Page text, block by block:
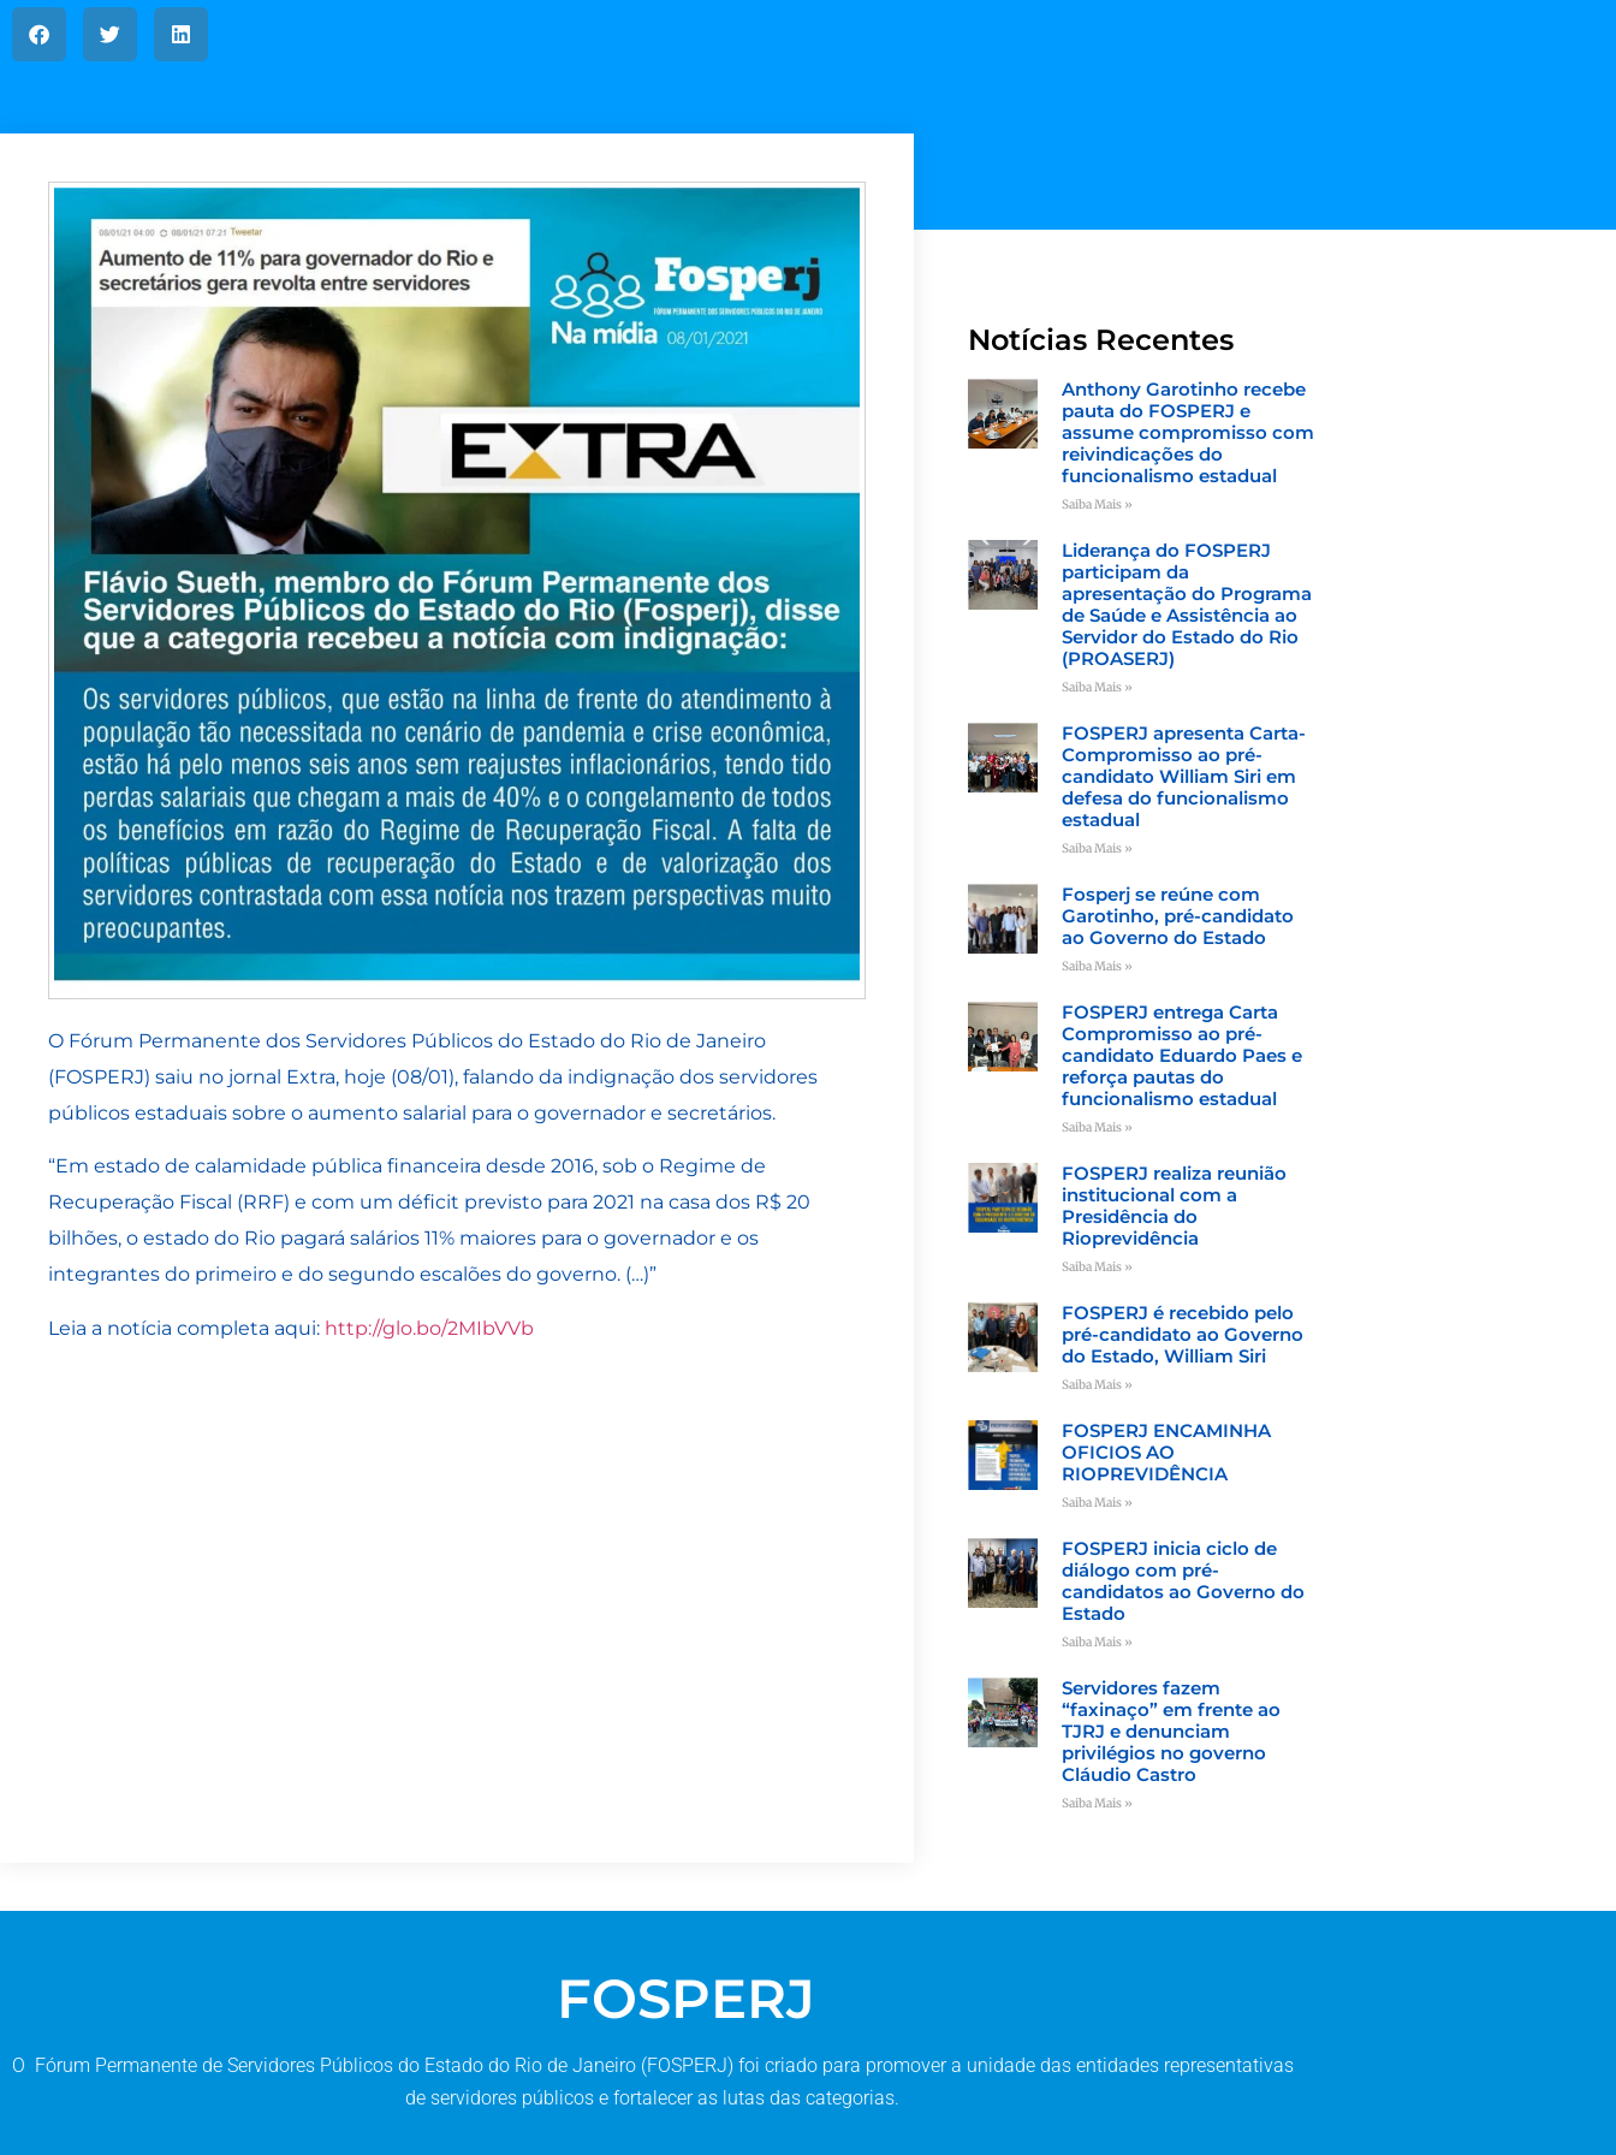
O Fórum Permanente dos Servidores Públicos do Estado do Rio de Janeiro
(FOSPERJ) saiu no jornal Extra, hoje (08/01), falando da indignação dos servidores
públicos estaduais sobre o aumento salarial para o governador e secretários.
“Em estado de calamidade pública financeira desde 2016, sob o Regime de
Recuperação Fiscal (RRF) e com um déficit previsto para 2021 na casa dos R$ 20
bilhões, o estado do Rio pagará salários 11% maiores para o governador e os
integrantes do primeiro e do segundo escalões do governo. (…)”
Leia a notícia completa aqui: http://glo.bo/2MIbVVb
Notícias Recentes
Anthony Garotinho recebe
pauta do FOSPERJ e
assume compromisso com
reivindicações do
funcionalismo estadual
Saiba Mais »
Liderança do FOSPERJ
participam da
apresentação do Programa
de Saúde e Assistência ao
Servidor do Estado do Rio
(PROASERJ)
Saiba Mais »
FOSPERJ apresenta Carta-
Compromisso ao pré-
candidato William Siri em
defesa do funcionalismo
estadual
Saiba Mais »
Fosperj se reúne com
Garotinho, pré-candidato
ao Governo do Estado
Saiba Mais »
FOSPERJ entrega Carta
Compromisso ao pré-
candidato Eduardo Paes e
reforça pautas do
funcionalismo estadual
Saiba Mais »
FOSPERJ realiza reunião
institucional com a
Presidência do
Rioprevidência
Saiba Mais »
FOSPERJ é recebido pelo
pré-candidato ao Governo
do Estado, William Siri
Saiba Mais »
FOSPERJ ENCAMINHA
OFICIOS AO
RIOPREVIDÊNCIA
Saiba Mais »
FOSPERJ inicia ciclo de
diálogo com pré-
candidatos ao Governo do
Estado
Saiba Mais »
Servidores fazem
“faxinaço” em frente ao
TJRJ e denunciam
privilégios no governo
Cláudio Castro
Saiba Mais »
FOSPERJ
O Fórum Permanente de Servidores Públicos do Estado do Rio de Janeiro (FOSPERJ) foi criado para promover a unidade das entidades representativas
de servidores públicos e fortalecer as lutas das categorias.